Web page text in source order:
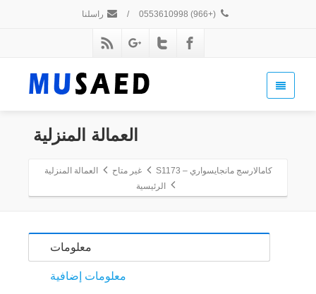
(+966) 0553610998
/ راسلنا
العمالة المنزلية
كامالارسج مانجايسواري – S1173 غير متاح
العمالة المنزلية
الرئيسية
معلومات
معلومات إضافية